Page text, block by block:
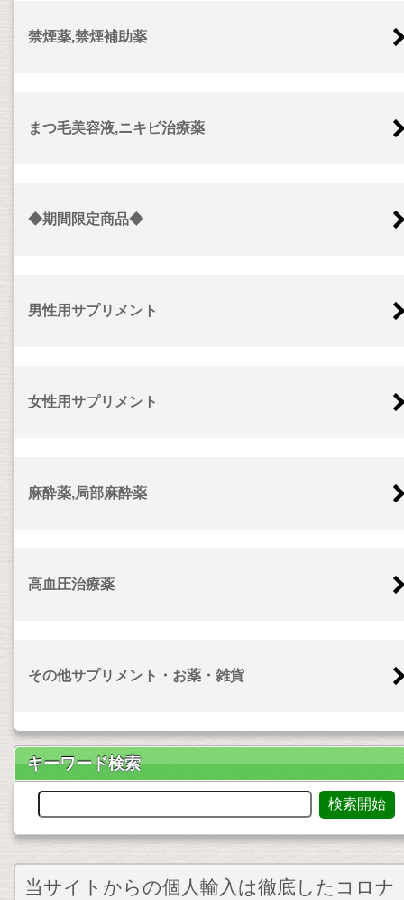
禁煙薬,禁煙補助薬
まつ毛美容液,ニキビ治療薬
◆期間限定商品◆
男性用サプリメント
女性用サプリメント
麻酔薬,局部麻酔薬
高血圧治療薬
その他サプリメント・お薬・雑貨
キーワード検索
当サイトからの個人輸入は徹底したコロナ